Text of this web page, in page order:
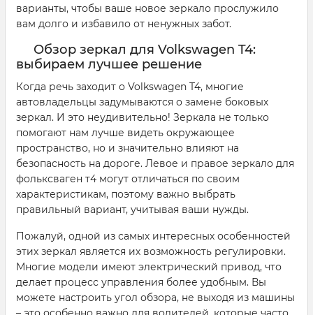
варианты, чтобы ваше новое зеркало прослужило
вам долго и избавило от ненужных забот.
Обзор зеркал для Volkswagen T4:
выбираем лучшее решение
Когда речь заходит о Volkswagen T4, многие
автовладельцы задумываются о замене боковых
зеркал. И это неудивительно! Зеркала не только
помогают нам лучше видеть окружающее
пространство, но и значительно влияют на
безопасность на дороге. Левое и правое зеркало для
фольксваген т4 могут отличаться по своим
характеристикам, поэтому важно выбрать
правильный вариант, учитывая ваши нужды.
Пожалуй, одной из самых интересных особенностей
этих зеркал является их возможность регулировки.
Многие модели имеют электрический привод, что
делает процесс управления более удобным. Вы
можете настроить угол обзора, не выходя из машины